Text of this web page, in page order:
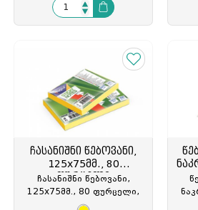
ჩასანიშნი წებოვანი,
125x75მმ., 80
ფურცელი
ჩასანიშნი წებოვანი,
125x75მმ., 80 ფურცელი,
ნეონი ყვითელი, Forpus,